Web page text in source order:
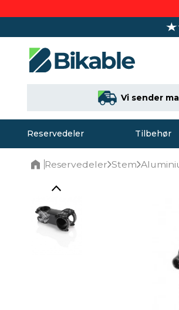
Vi sender
Reservedeler Tilbehør
Reservedeler Stem